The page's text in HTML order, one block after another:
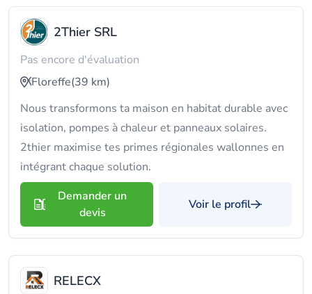
2Thier SRL
Pas encore d'évaluation
Floreffe(39 km)
Nous transformons ta maison en habitat durable avec
isolation, pompes à chaleur et panneaux solaires.
2thier maximise tes primes régionales wallonnes en
intégrant chaque solution.
Demander un
devis
Voir le profil
RELECX